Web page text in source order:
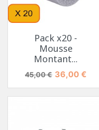
Pack x20 -
Mousse
Montant...
Prix de base
45,00 € Prix
36,00 €